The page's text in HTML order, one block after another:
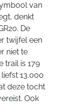
van
denkt
De
twijfel een
niet te
trail is 179
13.000
deze tocht
Ook